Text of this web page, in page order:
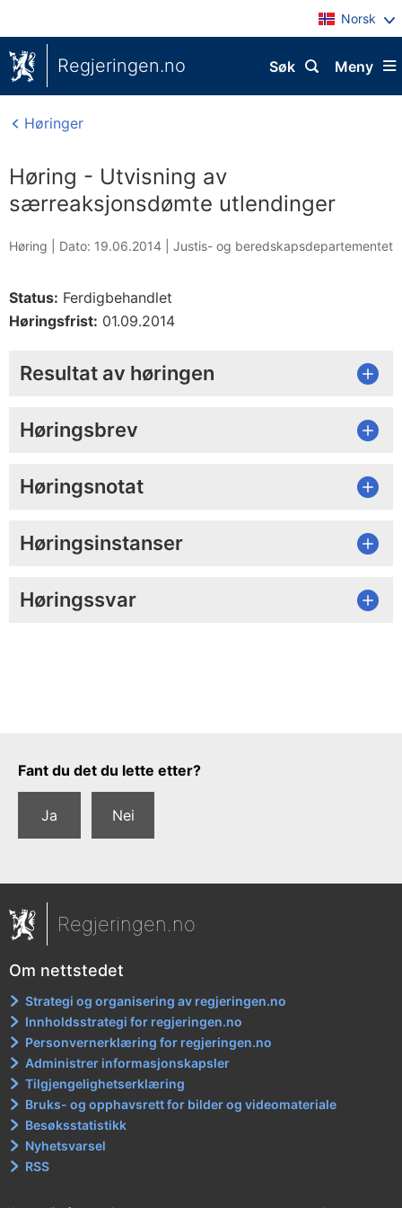
Norsk
Regjeringen.no Meny
Søk
Høringer
Høring - Utvisning av
særreaksjonsdømte utlendinger
Høring | Dato: 19.06.2014 Justis- og beredskapsdepartementet
Status: Ferdigbehandlet
Høringsfrist: 01.09.2014
Resultat av høringen
Høringsbrev
Høringsnotat
Høringsinstanser
Høringssvar
Tilbakemeldingsskjema
Fant du det du lette etter?
Ja Nei
Regjeringen.no
Om nettstedet
Strategi og organisering av regjeringen.no
Innholdsstrategi for regjeringen.no
Personvernerklæring for regjeringen.no
Administrer informasjonskapsler
Tilgjengelighetserklæring
Bruks- og opphavsrett for bilder og videomateriale
Besøksstatistikk
Nyhetsvarsel
RSS